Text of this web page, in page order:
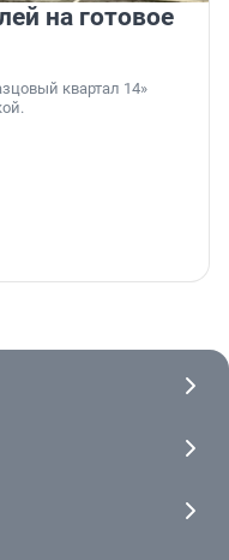
на готовое
квартал 14»